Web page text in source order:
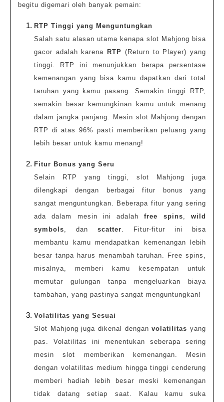
begitu digemari oleh banyak pemain:
RTP Tinggi yang Menguntungkan
Salah satu alasan utama kenapa slot Mahjong bisa
gacor adalah karena
RTP (Return to Player) yang
tinggi. RTP ini menunjukkan berapa persentase
kemenangan yang bisa kamu dapatkan dari total
taruhan yang kamu pasang. Semakin tinggi RTP,
semakin besar kemungkinan kamu untuk menang
dalam jangka panjang. Mesin slot Mahjong dengan
RTP di atas 96% pasti memberikan peluang yang
lebih besar untuk kamu menang!
Fitur Bonus yang Seru
Selain RTP yang tinggi, slot Mahjong juga
dilengkapi dengan berbagai fitur bonus yang
sangat menguntungkan. Beberapa fitur yang sering
ada dalam mesin ini adalahfree spins ,wild
symbols , dan scatter . Fitur-fitur ini bisa
membantu kamu mendapatkan kemenangan lebih
besar tanpa harus menambah taruhan. Free spins,
misalnya, memberi kamu kesempatan untuk
memutar gulungan tanpa mengeluarkan biaya
tambahan, yang pastinya sangat menguntungkan!
Volatilitas yang Sesuai
Slot Mahjong juga dikenal denganvolatilitas yang
pas. Volatilitas ini menentukan seberapa sering
mesin slot memberikan kemenangan. Mesin
dengan volatilitas medium hingga tinggi cenderung
memberi hadiah lebih besar meski kemenangan
tidak datang setiap saat. Kalau kamu suka